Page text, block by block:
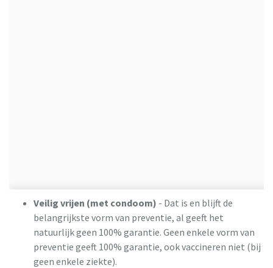
Veilig vrijen (met condoom) - Dat is en blijft de
belangrijkste vorm van preventie, al geeft het
natuurlijk geen 100% garantie. Geen enkele vorm van
preventie geeft 100% garantie, ook vaccineren niet (bij
geen enkele ziekte).